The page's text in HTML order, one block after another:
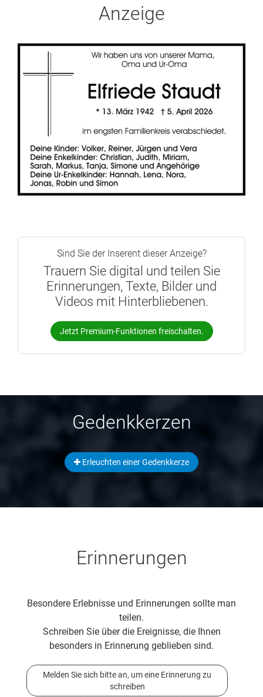
Anzeige
Sind Sie der Inserent dieser Anzeige?
Trauern Sie digital und teilen Sie
Erinnerungen, Texte, Bilder und
Videos mit Hinterbliebenen.
Jetzt Premium-Funktionen freischalten.
Gedenkkerzen
Erleuchten einer Gedenkkerze
Erinnerungen
Besondere Erlebnisse und Erinnerungen sollte man
teilen.
Schreiben Sie über die Ereignisse, die Ihnen
besonders in Erinnerung geblieben sind.
Melden Sie sich bitte an, um eine Erinnerung zu
schreiben